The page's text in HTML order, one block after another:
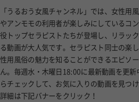
「うるおう女風チャンネル」では、女性用
やアンモモの利用者が楽しみにしているコ
役トップセラピストたちが登場し、リラッ
る動画が大人気です。セラピスト同士の楽
性用風俗の魅力を知ることができるエピソ
ん。毎週水・木曜日18:00に最新動画を更新
らチェックして、お気に入りの動画を見つけ
詳細は下記バナーをクリック！